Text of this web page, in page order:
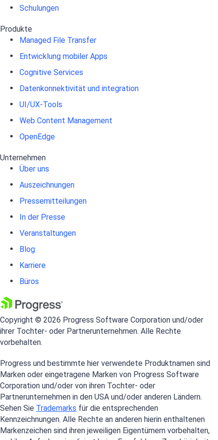
Schulungen
Produkte
Managed File Transfer
Entwicklung mobiler Apps
Cognitive Services
Datenkonnektivität und integration
UI/UX-Tools
Web Content Management
OpenEdge
Unternehmen
Über uns
Auszeichnungen
Pressemitteilungen
In der Presse
Veranstaltungen
Blog
Karriere
Büros
Copyright © 2026 Progress Software Corporation und/oder
ihrer Tochter- oder Partnerunternehmen. Alle Rechte
vorbehalten.
Progress und bestimmte hier verwendete Produktnamen sind
Marken oder eingetragene Marken von Progress Software
Corporation und/oder von ihren Tochter- oder
Partnerunternehmen in den USA und/oder anderen Ländern.
Sehen Sie Trademarks für die entsprechenden
Kennzeichnungen. Alle Rechte an anderen hierin enthaltenen
Markenzeichen sind ihren jeweiligen Eigentümern vorbehalten,